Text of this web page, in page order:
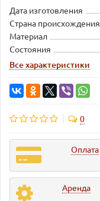
Дата изготовления
Страна происхождения
Материал
Состояния
Все характеристики
0
Оплата
Аренда